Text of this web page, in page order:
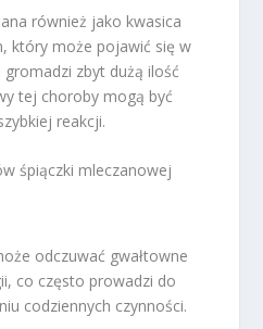
również jako kwasica
który może pojawić się w
zbyt dużą ilość
tej choroby mogą być
reakcji.
śpiączki mleczanowej
odczuwać gwałtowne
co często prowadzi do
codziennych czynności.